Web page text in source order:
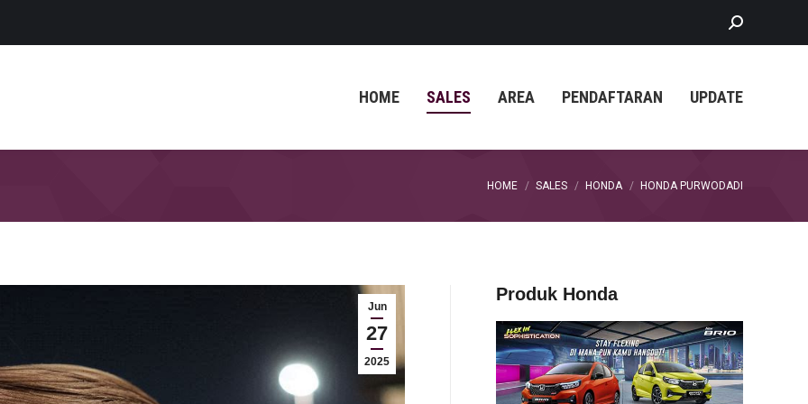
Search:
HOME SALES AREA PENDAFTARAN UPDATE
You are here:
HOME SALES HONDA HONDA PURWODADI
Jun
27
2025
Produk Honda